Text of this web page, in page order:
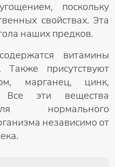
поскольку
свойствах. Эта
наших предков.
витамины
присутствуют
марганец, цинк,
Все эти вещества
нормального
независимо от